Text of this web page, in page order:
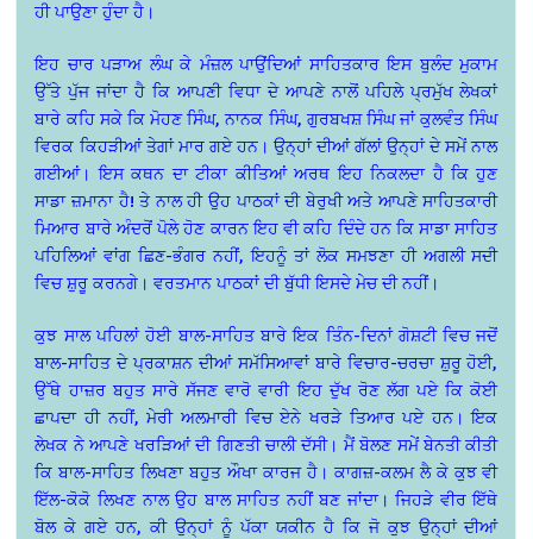
ਹੀ ਪਾਉਣਾ ਹੁੰਦਾ ਹੈ।
ਇਹ ਚਾਰ ਪੜਾਅ ਲੰਘ ਕੇ ਮੰਜ਼ਲ ਪਾਉਂਦਿਆਂ ਸਾਹਿਤਕਾਰ ਇਸ ਬੁਲੰਦ ਮੁਕਾਮ
ਉੱਤੇ ਪੁੱਜ ਜਾਂਦਾ ਹੈ ਕਿ ਆਪਣੀ ਵਿਧਾ ਦੇ ਆਪਣੇ ਨਾਲੋਂ ਪਹਿਲੇ ਪ੍ਰਮੁੱਖ ਲੇਖਕਾਂ
ਬਾਰੇ ਕਹਿ ਸਕੇ ਕਿ ਮੋਹਣ ਸਿੰਘ, ਨਾਨਕ ਸਿੰਘ, ਗੁਰਬਖਸ਼ ਸਿੰਘ ਜਾਂ ਕੁਲਵੰਤ ਸਿੰਘ
ਵਿਰਕ ਕਿਹੜੀਆਂ ਤੇਗਾਂ ਮਾਰ ਗਏ ਹਨ। ਉਨ੍ਹਾਂ ਦੀਆਂ ਗੱਲਾਂ ਉਨ੍ਹਾਂ ਦੇ ਸਮੇਂ ਨਾਲ
ਗਈਆਂ। ਇਸ ਕਥਨ ਦਾ ਟੀਕਾ ਕੀਤਿਆਂ ਅਰਥ ਇਹ ਨਿਕਲਦਾ ਹੈ ਕਿ ਹੁਣ
ਸਾਡਾ ਜ਼ਮਾਨਾ ਹੈ! ਤੇ ਨਾਲ ਹੀ ਉਹ ਪਾਠਕਾਂ ਦੀ ਬੇਰੁਖੀ ਅਤੇ ਆਪਣੇ ਸਾਹਿਤਕਾਰੀ
ਮਿਆਰ ਬਾਰੇ ਅੰਦਰੋਂ ਪੋਲੇ ਹੋਣ ਕਾਰਨ ਇਹ ਵੀ ਕਹਿ ਦਿੰਦੇ ਹਨ ਕਿ ਸਾਡਾ ਸਾਹਿਤ
ਪਹਿਲਿਆਂ ਵਾਂਗ ਛਿਣ-ਭੰਗਰ ਨਹੀਂ, ਇਹਨੂੰ ਤਾਂ ਲੋਕ ਸਮਝਣਾ ਹੀ ਅਗਲੀ ਸਦੀ
ਵਿਚ ਸ਼ੁਰੂ ਕਰਨਗੇ। ਵਰਤਮਾਨ ਪਾਠਕਾਂ ਦੀ ਬੁੱਧੀ ਇਸਦੇ ਮੇਚ ਦੀ ਨਹੀਂ।
ਕੁਝ ਸਾਲ ਪਹਿਲਾਂ ਹੋਈ ਬਾਲ-ਸਾਹਿਤ ਬਾਰੇ ਇਕ ਤਿੰਨ-ਦਿਨਾਂ ਗੋਸ਼ਟੀ ਵਿਚ ਜਦੋਂ
ਬਾਲ-ਸਾਹਿਤ ਦੇ ਪ੍ਰਕਾਸ਼ਨ ਦੀਆਂ ਸਮੱਸਿਆਵਾਂ ਬਾਰੇ ਵਿਚਾਰ-ਚਰਚਾ ਸ਼ੁਰੂ ਹੋਈ,
ਉੱਥੇ ਹਾਜ਼ਰ ਬਹੁਤ ਸਾਰੇ ਸੱਜਣ ਵਾਰੋ ਵਾਰੀ ਇਹ ਦੁੱਖ ਰੋਣ ਲੱਗ ਪਏ ਕਿ ਕੋਈ
ਛਾਪਦਾ ਹੀ ਨਹੀਂ, ਮੇਰੀ ਅਲਮਾਰੀ ਵਿਚ ਏਨੇ ਖਰੜੇ ਤਿਆਰ ਪਏ ਹਨ। ਇਕ
ਲੇਖਕ ਨੇ ਆਪਣੇ ਖਰੜਿਆਂ ਦੀ ਗਿਣਤੀ ਚਾਲੀ ਦੱਸੀ। ਮੈਂ ਬੋਲਣ ਸਮੇਂ ਬੇਨਤੀ ਕੀਤੀ
ਕਿ ਬਾਲ-ਸਾਹਿਤ ਲਿਖਣਾ ਬਹੁਤ ਔਖਾ ਕਾਰਜ ਹੈ। ਕਾਗਜ਼-ਕਲਮ ਲੈ ਕੇ ਕੁਝ ਵੀ
ਇੱਲ-ਕੋਕੋ ਲਿਖਣ ਨਾਲ ਉਹ ਬਾਲ ਸਾਹਿਤ ਨਹੀਂ ਬਣ ਜਾਂਦਾ। ਜਿਹੜੇ ਵੀਰ ਇੱਥੇ
ਬੋਲ ਕੇ ਗਏ ਹਨ, ਕੀ ਉਨ੍ਹਾਂ ਨੂੰ ਪੱਕਾ ਯਕੀਨ ਹੈ ਕਿ ਜੋ ਕੁਝ ਉਨ੍ਹਾਂ ਦੀਆਂ